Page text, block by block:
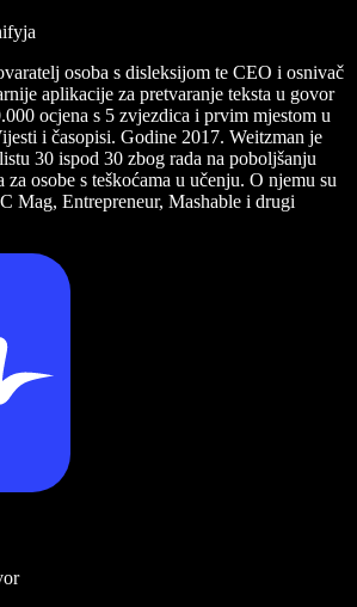
osoba s disleksijom te CEO i osnivač
aplikacije za pretvaranje teksta u govor
ocjena s 5 zvjezdica i prvim mjestom u
i časopisi. Godine 2017. Weitzman je
30 ispod 30 zbog rada na poboljšanju
za osobe s teškoćama u učenju. O njemu su
Mag, Entrepreneur, Mashable i drugi